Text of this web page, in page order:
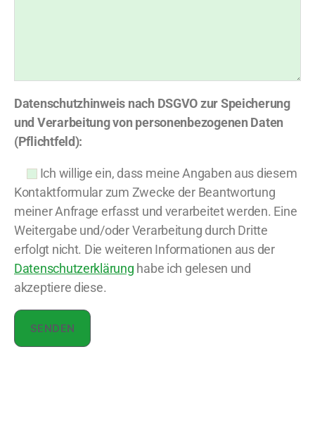
Datenschutzhinweis nach DSGVO zur Speicherung
und Verarbeitung von personenbezogenen Daten
(Pflichtfeld):
Ich willige ein, dass meine Angaben aus diesem
Kontaktformular zum Zwecke der Beantwortung
meiner Anfrage erfasst und verarbeitet werden. Eine
Weitergabe und/oder Verarbeitung durch Dritte
erfolgt nicht. Die weiteren Informationen aus der
Datenschutzerklärung habe ich gelesen und
akzeptiere diese.